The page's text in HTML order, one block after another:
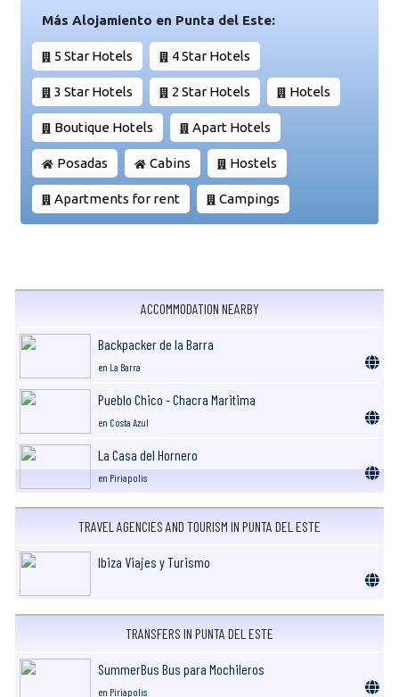
Más Alojamiento en Punta del Este:
5 Star Hotels 4 Star Hotels
3 Star Hotels 2 Star Hotels Hotels
Boutique Hotels Apart Hotels
Posadas Cabins Hostels
Apartments for rent Campings
ACCOMMODATION NEARBY
Backpacker de la Barra
en La Barra
Pueblo Chico - Chacra Maritima
en Costa Azul
La Casa del Hornero
en Piriapolis
TRAVEL AGENCIES AND TOURISM IN PUNTA DEL ESTE
Ibiza Viajes y Turismo
TRANSFERS IN PUNTA DEL ESTE
SummerBus Bus para Mochileros
en Piriapolis